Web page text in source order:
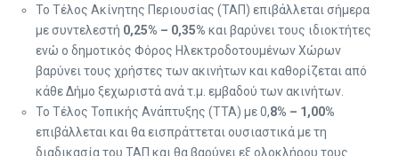
Το Τέλος Ακίνητης Περιουσίας (ΤΑΠ) επιβάλλεται σήμερα
με συντελεστή 0,25% – 0,35% και βαρύνει τους ιδιοκτήτες
ενώ ο δημοτικός Φόρος Ηλεκτροδοτουμένων Χώρων
βαρύνει τους χρήστες των ακινήτων και καθορίζεται από
κάθε Δήμο ξεχωριστά ανά τ.μ. εμβαδού των ακινήτων.
Το Τέλος Τοπικής Ανάπτυξης (ΤΤΑ) με 0,8% – 1,00%
επιβάλλεται και θα εισπράττεται ουσιαστικά με τη
διαδικασία του ΤΑΠ και θα βαρύνει εξ ολοκλήρου τους